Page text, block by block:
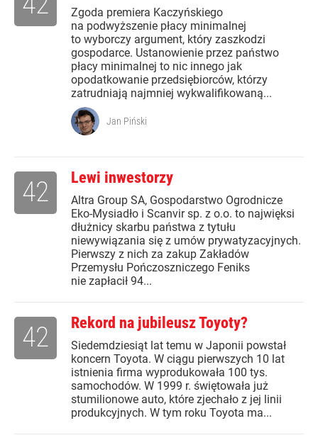
Zgoda premiera Kaczyńskiego
na podwyższenie płacy minimalnej
to wyborczy argument, który zaszkodzi
gospodarce. Ustanowienie przez państwo
płacy minimalnej to nic innego jak
opodatkowanie przedsiębiorców, którzy
zatrudniają najmniej wykwalifikowaną...
Jan Piński
Lewi inwestorzy
Altra Group SA, Gospodarstwo Ogrodnicze
Eko-Mysiadło i Scanvir sp. z o.o. to najwięksi
dłużnicy skarbu państwa z tytułu
niewywiązania się z umów prywatyzacyjnych.
Pierwszy z nich za zakup Zakładów
Przemysłu Pończoszniczego Feniks
nie zapłacił 94...
42
Rekord na jubileusz Toyoty?
Siedemdziesiąt lat temu w Japonii powstał
koncern Toyota. W ciągu pierwszych 10 lat
istnienia firma wyprodukowała 100 tys.
samochodów. W 1999 r. świętowała już
stumilionowe auto, które zjechało z jej linii
produkcyjnych. W tym roku Toyota ma...
42